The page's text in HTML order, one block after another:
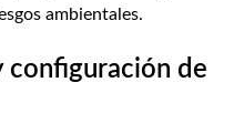
ambientales.
configuración de